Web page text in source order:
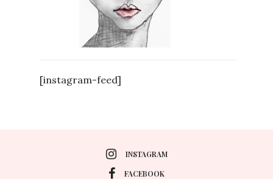
[instagram-feed]
INSTAGRAM
FACEBOOK